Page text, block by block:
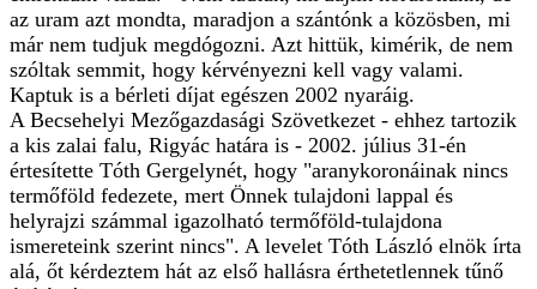
az uram azt mondta, maradjon a szántónk a közösben, mi
már nem tudjuk megdógozni. Azt hittük, kimérik, de nem
szóltak semmit, hogy kérvényezni kell vagy valami.
Kaptuk is a bérleti díjat egészen 2002 nyaráig.
A Becsehelyi Mezőgazdasági Szövetkezet - ehhez tartozik
a kis zalai falu, Rigyác határa is - 2002. július 31-én
értesítette Tóth Gergelynét, hogy "aranykoronáinak nincs
termőföld fedezete, mert Önnek tulajdoni lappal és
helyrajzi számmal igazolható termőföld-tulajdona
ismereteink szerint nincs". A levelet Tóth László elnök írta
alá, őt kérdeztem hát az első hallásra érthetetlennek tűnő